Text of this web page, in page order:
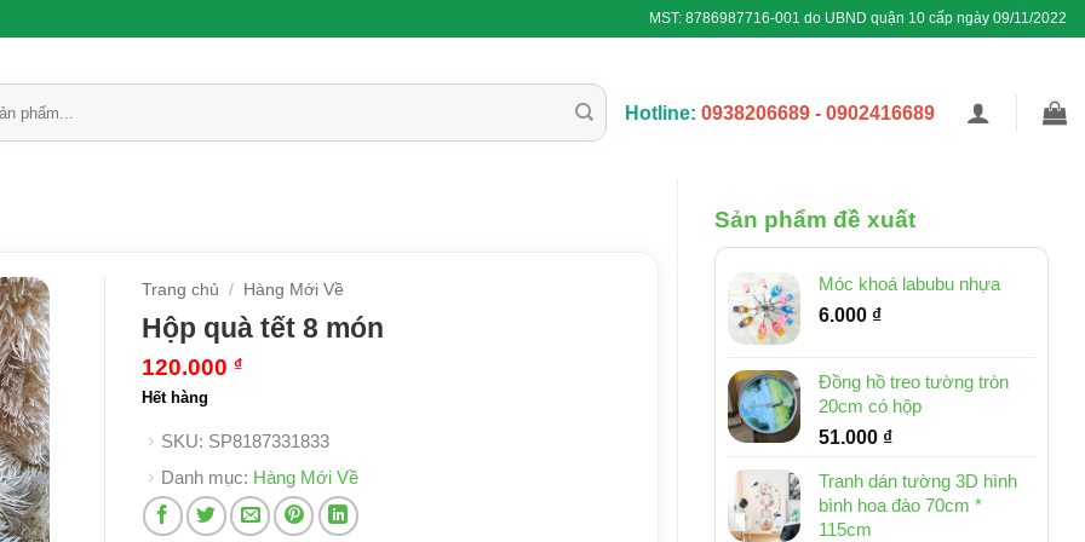
MST: 8786987716-001 do UBND quận 10 cấp ngày 09/11/2022
Hotline: 0938206689 - 0902416689
Sản phẩm đề xuất
Móc khoá labubu nhựa
6.000 ₫
Đồng hồ treo tường tròn
20cm có hộp
51.000 ₫
Tranh dán tường 3D hình
bình hoa đào 70cm *
115cm
Trang chủ / Hàng Mới Về
Hộp quà tết 8 món
120.000 ₫
Hết hàng
SKU: SP8187331833
Danh mục: Hàng Mới Về